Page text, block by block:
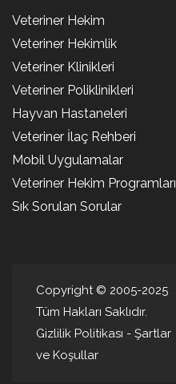
Veteriner Hekim
Veteriner Hekimlik
Veteriner Klinikleri
Veteriner Poliklinikleri
Hayvan Hastaneleri
Veteriner İlaç Rehberi
Mobil Uygulamalar
Veteriner Hekim Programları
Sık Sorulan Sorular
Copyright © 2005-2025
Tüm Hakları Saklıdır.
Gizlilik Politikası - Şartlar
ve Koşullar